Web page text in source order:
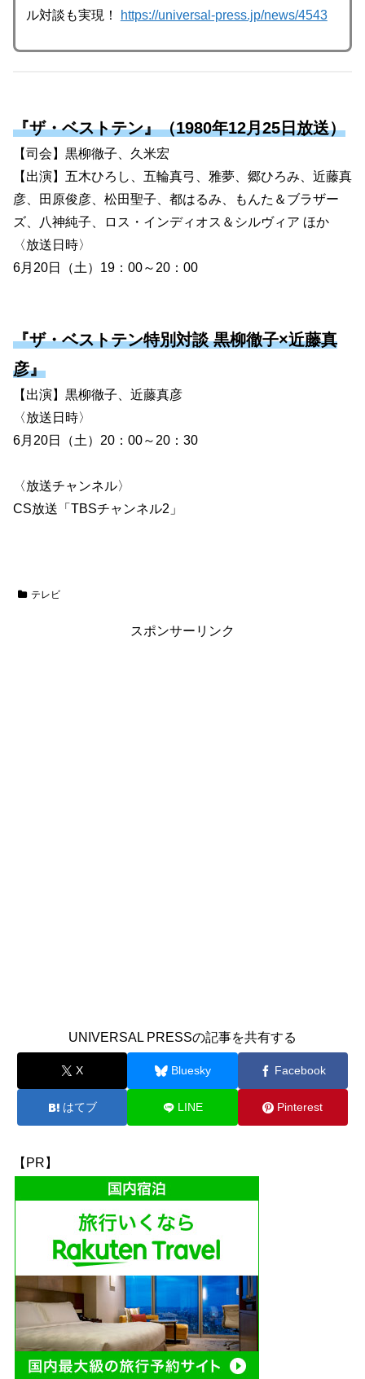
ル対談も実現！
https://universal-press.jp/news/4543
『ザ・ベストテン』（1980年12月25日放送）
【司会】黒柳徹子、久米宏
【出演】五木ひろし、五輪真弓、雅夢、郷ひろみ、近藤真
彦、田原俊彦、松田聖子、都はるみ、もんた＆ブラザー
ズ、八神純子、ロス・インディオス＆シルヴィア ほか
〈放送日時〉
6月20日（土）19：00～20：00
『ザ・ベストテン特別対談 黒柳徹子×近藤真
彦』
【出演】黒柳徹子、近藤真彦
〈放送日時〉
6月20日（土）20：00～20：30
〈放送チャンネル〉
CS放送「TBSチャンネル2」
テレビ
スポンサーリンク
UNIVERSAL PRESSの記事を共有する
X Bluesky Facebook
はてブ LINE Pinterest
【PR】